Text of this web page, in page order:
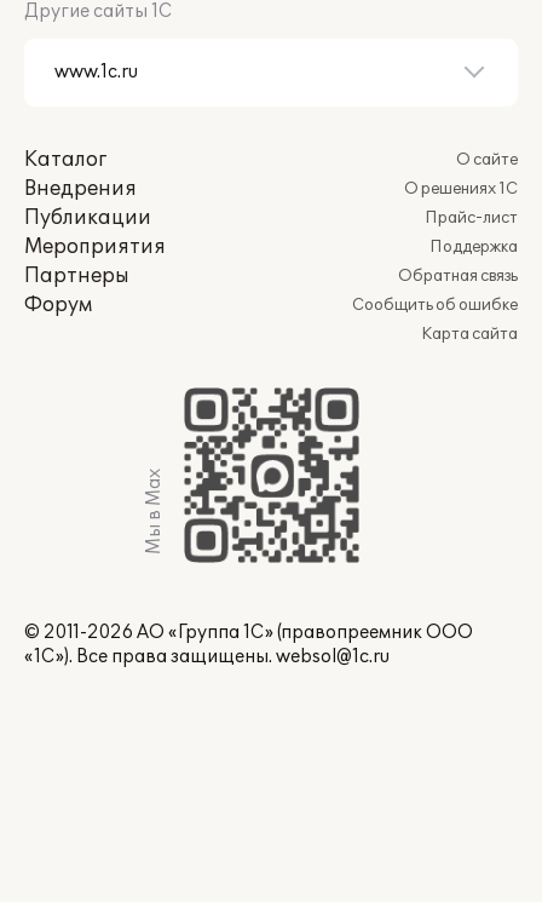
Другие сайты 1С
Каталог
Внедрения
Публикации
Мероприятия
Партнеры
Форум
О сайте
О решениях 1С
Прайс-лист
Поддержка
Обратная связь
Сообщить об ошибке
Карта сайта
Мы в Max
© 2011-2026 АО «Группа 1С» (правопреемник ООО
«1С»). Все права защищены. websol@1c.ru